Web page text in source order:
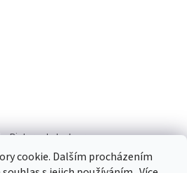
cookie. Dalším procházením
Pinterest Instagram